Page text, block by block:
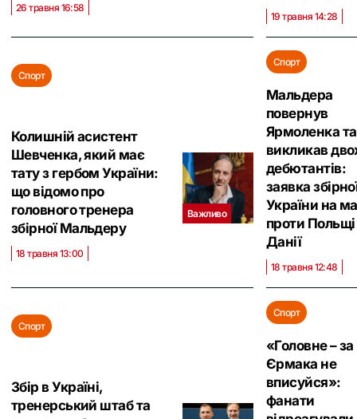
26 травня 16:58
19 травня 14:28
Важливо
Спорт
Колишній асистент
Шевченка, який має
тату з гербом України:
що відомо про
головного тренера
збірної Мальдеру
18 травня 13:00
Спорт
Мальдера
повернув
Ярмоленка та
викликав
дебютантів:
заявка
України на
проти Польщі
Данії
18 травня 12:48
Спорт
Збір в Україні,
тренерський штаб та
Спорт
«Головне – за
Єрмака не
вписуйся»:
фанати